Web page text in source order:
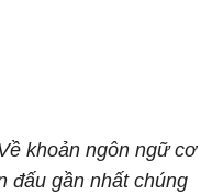
khoản ngôn ngữ cơ
đấu gần nhất chúng